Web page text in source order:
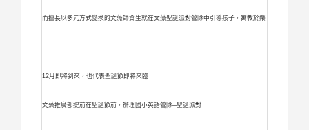
而擅長以多元方式變換的文藻師資生就在文藻聖誕派對營隊中引導孩子，寓教於樂
12月即將到來，也代表聖誕節即將來臨
文藻推廣部提前在聖誕節前，辦理國小英語營隊─聖誕派對